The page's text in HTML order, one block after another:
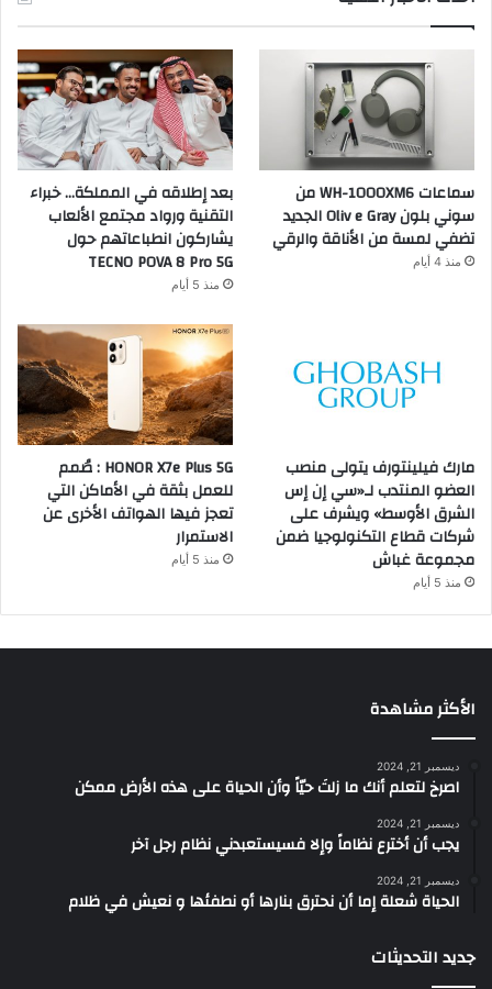
سماعات WH-1000XM6 من
سوني بلون Oliv e Gray الجديد
تضفي لمسة من الأناقة والرقي
منذ 4 أيام
بعد إطلاقه في المملكة… خبراء
التقنية ورواد مجتمع الألعاب
يشاركون انطباعاتهم حول
TECNO POVA 8 Pro 5G
منذ 5 أيام
مارك فيلينتورف يتولى منصب
العضو المنتدب لـ«سي إن إس
الشرق الأوسط» ويشرف على
شركات قطاع التكنولوجيا ضمن
مجموعة غباش
منذ 5 أيام
HONOR X7e Plus 5G : صُمم
للعمل بثقة في الأماكن التي
تعجز فيها الهواتف الأخرى عن
الاستمرار
منذ 5 أيام
الأكثر مشاهدة
ديسمبر 21, 2024
‫اصرخ لتعلم أنك ما زلتَ حيّاً وأن الحياة على هذه الأرض ممكن
ديسمبر 21, 2024
يجب أن أخترع نظاماً وإلا فسيستعبدني نظام رجل آخر
ديسمبر 21, 2024
الحياة شعلة إما أن نحترق بنارها أو نطفئها و نعيش في ظلام
جديد التحديثات